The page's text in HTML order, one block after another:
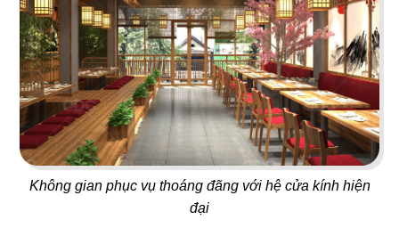
Không gian phục vụ thoáng đãng với hệ cửa kính hiện
đại
67
LE STEAK
Nhà hàng Âu
68
CƠM NIÊU VĨNH LONG
Nhà hàng Việt